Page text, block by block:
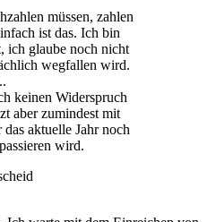
müssen, zahlen
ist das. Ich bin
ich glaube noch nicht
wegfallen wird.
keinen Widerspruch
aber zumindest mit
aktuelle Jahr noch
wird.